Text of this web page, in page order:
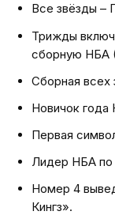
Все звёзды –
Трижды
сборную НБА
Сборная всех
Новичок года
Первая
Лидер НБА по
Номер 4
Кингз».